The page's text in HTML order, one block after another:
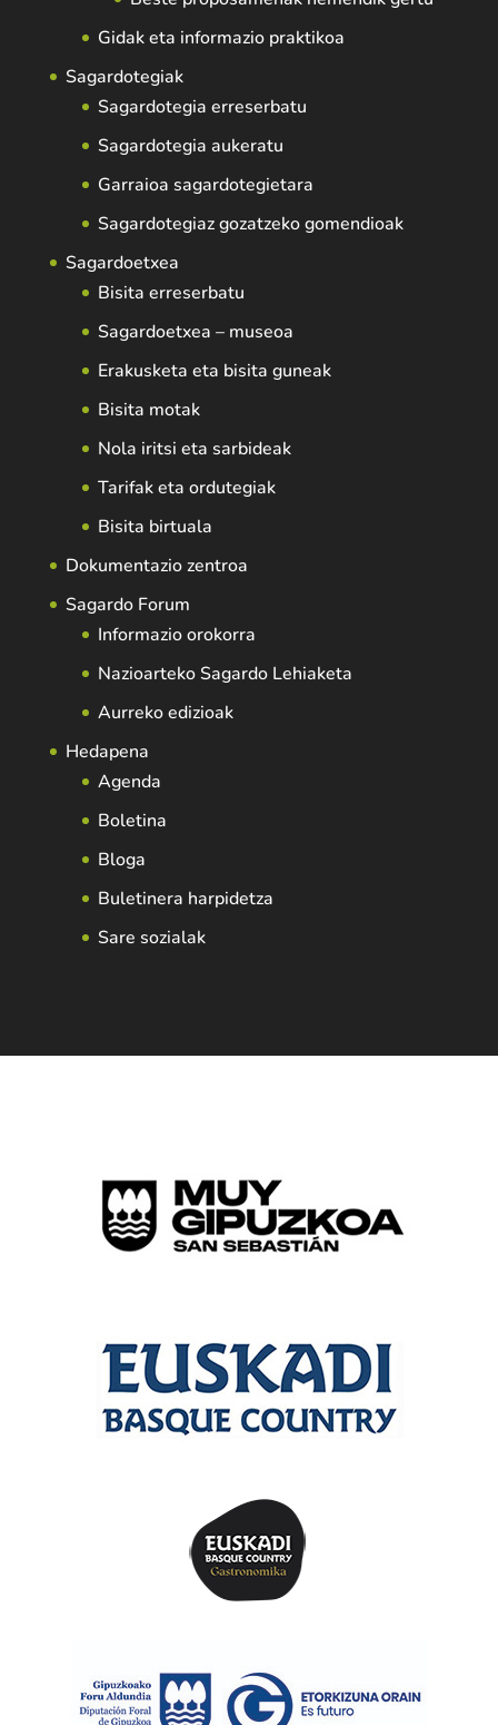
Gidak eta informazio praktikoa
Sagardotegiak
Sagardotegia erreserbatu
Sagardotegia aukeratu
Garraioa sagardotegietara
Sagardotegiaz gozatzeko gomendioak
Sagardoetxea
Bisita erreserbatu
Sagardoetxea – museoa
Erakusketa eta bisita guneak
Bisita motak
Nola iritsi eta sarbideak
Tarifak eta ordutegiak
Bisita birtuala
Dokumentazio zentroa
Sagardo Forum
Informazio orokorra
Nazioarteko Sagardo Lehiaketa
Aurreko edizioak
Hedapena
Agenda
Boletina
Bloga
Buletinera harpidetza
Sare sozialak